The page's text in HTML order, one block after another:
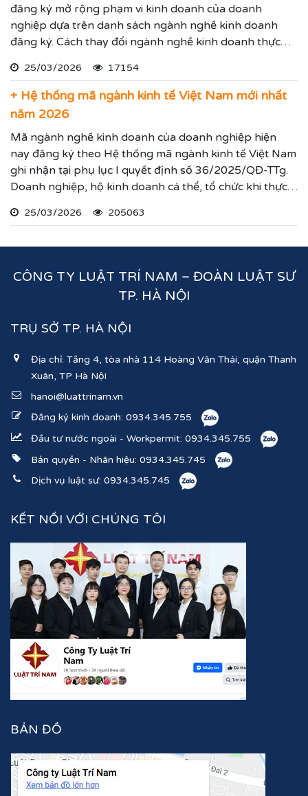
đăng ký mở rộng phạm vi kinh doanh của doanh
nghiệp dựa trên danh sách ngành nghề kinh doanh
đăng ký. Cách thay đổi ngành nghề kinh doanh thực
25/03/2026 17154
+ Hệ thống mã ngành kinh tế Việt Nam mới nhất
năm 2026
Mã ngành nghề kinh doanh của doanh nghiệp hiện
nay đăng ký theo Hệ thống mã ngành kinh tế Việt Nam
ghi nhận tại phụ lục I quyết định số 36/2025/QĐ-TTg.
Doanh nghiệp, hộ kinh doanh cá thể, tổ chức khi thực
ghi nhận lĩnh vực hoạt động, ngành nghề kinh doanh
25/03/2026 205063
CÔNG TY LUẬT TRÍ NAM – ĐOÀN LUẬT SƯ
TP. HÀ NỘI
TRỤ SỞ TP. HÀ NỘI
Địa chỉ: Tầng 4, tòa nhà 114 Hoàng Văn Thái, quận Thanh
Xuân, TP Hà Nội
hanoi@luattrinam.vn
Đăng ký kinh doanh: 0934.345.755
Đầu tư nước ngoài - Workpermit: 0934.345.755
Bản quyền - Nhãn hiệu: 0934.345.745
Dịch vụ luật sư: 0934.345.745
KẾT NỐI VỚI CHÚNG TÔI
BẢN ĐỒ